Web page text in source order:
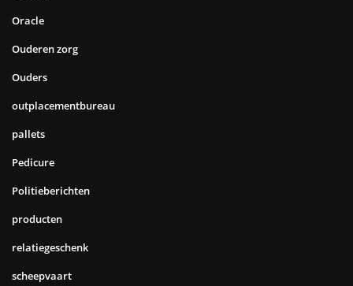
Oracle
Ouderen zorg
Ouders
outplacementbureau
pallets
Pedicure
Politieberichten
producten
relatiegeschenk
scheepvaart